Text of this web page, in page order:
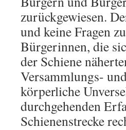
zurückgewiesen.
und keine Fragen
Bürgerinnen, die
der Schiene
Versammlungs-
körperliche
durchgehenden
Schienenstrecke